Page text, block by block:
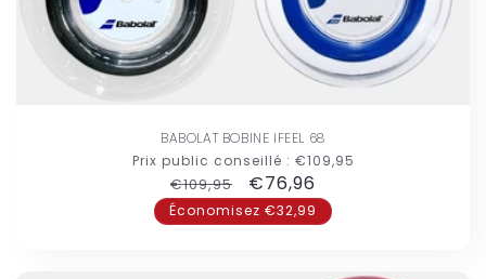
BABOLAT BOBINE IFEEL 68
Prix public conseillé : €109,95
Prix
habituel
€109,95
Prix
promotionnel
€76,96
Économisez €32,99